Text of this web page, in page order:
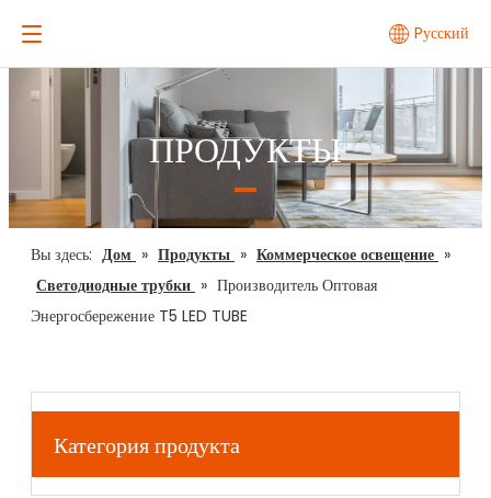
Pусский
ПРОДУКТЫ
Вы здесь: Дом » Продукты » Коммерческое освещение »
Светодиодные трубки » Производитель Оптовая
Энергосбережение T5 LED TUBE
Категория продукта